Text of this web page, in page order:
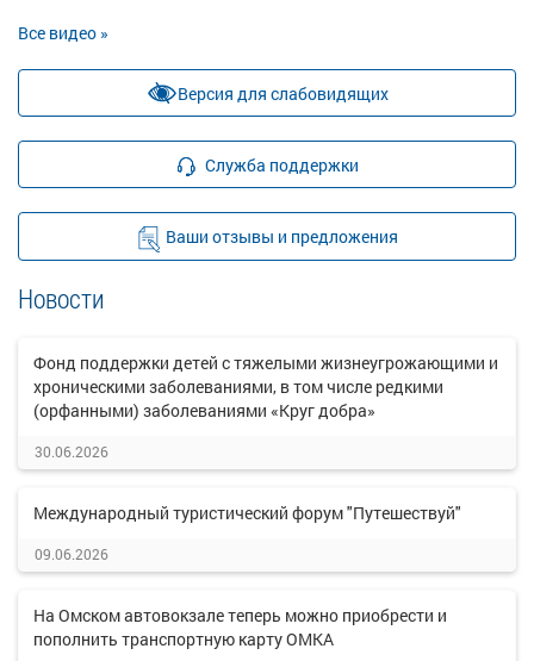
Все видео »
Версия для слабовидящих
Служба поддержки
Ваши отзывы и предложения
Новости
Фонд поддержки детей с тяжелыми жизнеугрожающими и
хроническими заболеваниями, в том числе редкими
(орфанными) заболеваниями «Круг добра»
30.06.2026
Международный туристический форум "Путешествуй"
09.06.2026
На Омском автовокзале теперь можно приобрести и
пополнить транспортную карту ОМКА